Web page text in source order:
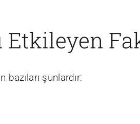
Etkileyen
şunlardır: